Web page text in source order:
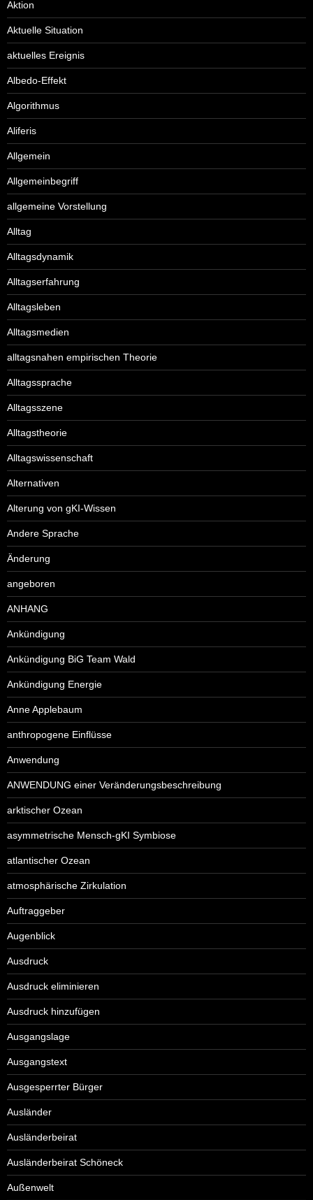
Aktion
Aktuelle Situation
aktuelles Ereignis
Albedo-Effekt
Algorithmus
Aliferis
Allgemein
Allgemeinbegriff
allgemeine Vorstellung
Alltag
Alltagsdynamik
Alltagserfahrung
Alltagsleben
Alltagsmedien
alltagsnahen empirischen Theorie
Alltagssprache
Alltagsszene
Alltagstheorie
Alltagswissenschaft
Alternativen
Alterung von gKI-Wissen
Andere Sprache
Änderung
angeboren
ANHANG
Ankündigung
Ankündigung BiG Team Wald
Ankündigung Energie
Anne Applebaum
anthropogene Einflüsse
Anwendung
ANWENDUNG einer Veränderungsbeschreibung
arktischer Ozean
asymmetrische Mensch-gKI Symbiose
atlantischer Ozean
atmosphärische Zirkulation
Auftraggeber
Augenblick
Ausdruck
Ausdruck eliminieren
Ausdruck hinzufügen
Ausgangslage
Ausgangstext
Ausgesperrter Bürger
Ausländer
Ausländerbeirat
Ausländerbeirat Schöneck
Außenwelt